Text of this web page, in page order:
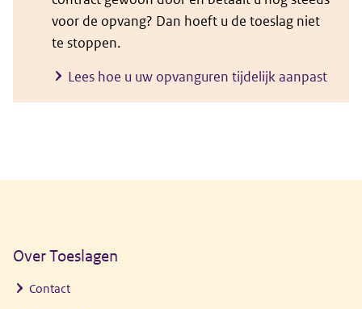
voor de opvang? Dan hoeft u de toeslag niet
te stoppen.
Lees hoe u uw opvanguren tijdelijk aanpast
Over Toeslagen
Contact